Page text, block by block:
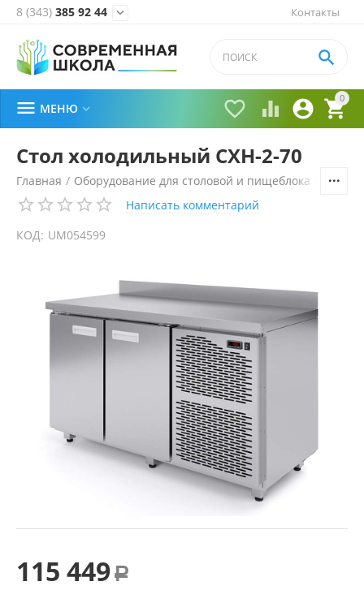
Контакты
8 (343) 385 92 44 
0


 

 МЕНЮ 
Стол холодильный СХН-2-70
Главная / Оборудование для столовой и пищеблока
Написать комментарий
КОД: UM054599
115 449 Р